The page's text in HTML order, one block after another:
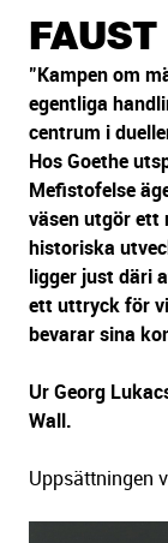
FAUST
"Kampen om
egentliga
centrum i
Hos Goethe
Mefistofelse
väsen utgör ett
historiska
ligger just däri
ett uttryck för
bevarar sina
Ur Georg
Wall.
Uppsättningen